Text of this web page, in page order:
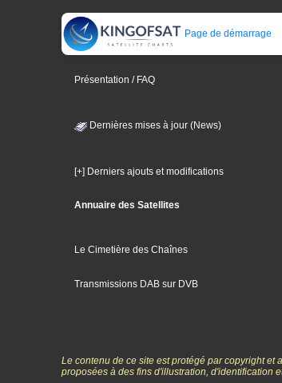
Page de démarrage
Présentation / FAQ
Dernières mises à jour (News)
[+] Derniers ajouts et modifications
Annuaire des Satellites
Le Cimetière des Chaînes
Transmissions DAB sur DVB
Le contenu de ce site est protégé par copyright
proposées à des fins d'illustration, d'identification